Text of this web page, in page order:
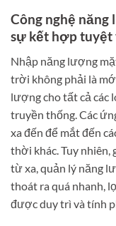
Công nghệ
sự kết hợp tuyệt
Nhập năng lượng
trời không phải là
lượng cho tất cả các
truyền thống. Các
xa đến để mắt đến
thời khác. Tuy nhiên,
từ xa, quản lý năng
thoát ra quá nhanh,
được duy trì và tính